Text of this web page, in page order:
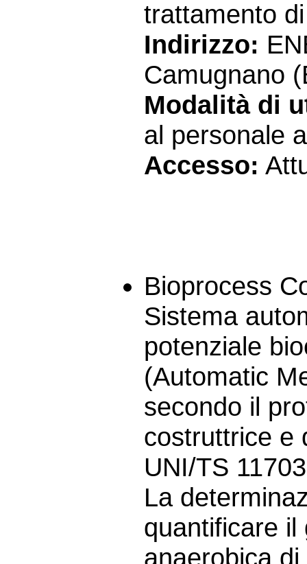
trattamento
Indirizzo:
Camugnano
Modalità di
al personale
Accesso:
Bioprocess
Sistema
potenziale
(Automatic
secondo il
costruttrice e
UNI/TS
La
quantificare il
anaerobica